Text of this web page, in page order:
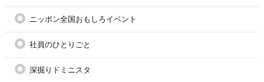
ニッポン全国おもしろイベント
社員のひとりごと
深掘りドミニスタ